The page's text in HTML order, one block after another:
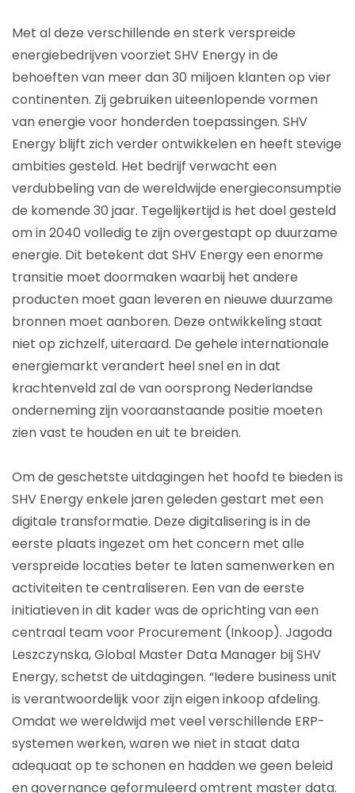
Met al deze verschillende en sterk verspreide
energiebedrijven voorziet SHV Energy in de
behoeften van meer dan 30 miljoen klanten op vier
continenten. Zij gebruiken uiteenlopende vormen
van energie voor honderden toepassingen. SHV
Energy blijft zich verder ontwikkelen en heeft stevige
ambities gesteld. Het bedrijf verwacht een
verdubbeling van de wereldwijde energieconsumptie
de komende 30 jaar. Tegelijkertijd is het doel gesteld
om in 2040 volledig te zijn overgestapt op duurzame
energie. Dit betekent dat SHV Energy een enorme
transitie moet doormaken waarbij het andere
producten moet gaan leveren en nieuwe duurzame
bronnen moet aanboren. Deze ontwikkeling staat
niet op zichzelf, uiteraard. De gehele internationale
energiemarkt verandert heel snel en in dat
krachtenveld zal de van oorsprong Nederlandse
onderneming zijn vooraanstaande positie moeten
zien vast te houden en uit te breiden.
Om de geschetste uitdagingen het hoofd te bieden is
SHV Energy enkele jaren geleden gestart met een
digitale transformatie. Deze digitalisering is in de
eerste plaats ingezet om het concern met alle
verspreide locaties beter te laten samenwerken en
activiteiten te centraliseren. Een van de eerste
initiatieven in dit kader was de oprichting van een
centraal team voor Procurement (Inkoop). Jagoda
Leszczynska, Global Master Data Manager bij SHV
Energy, schetst de uitdagingen. “Iedere business unit
is verantwoordelijk voor zijn eigen inkoop afdeling.
Omdat we wereldwijd met veel verschillende ERP-
systemen werken, waren we niet in staat data
adequaat op te schonen en hadden we geen beleid
en governance geformuleerd omtrent master data.